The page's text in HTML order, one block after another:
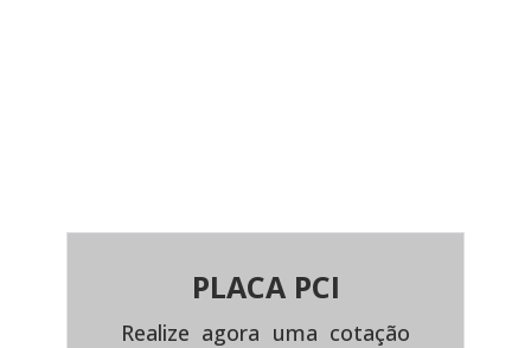
PLACA PCI
Realize agora uma cotação